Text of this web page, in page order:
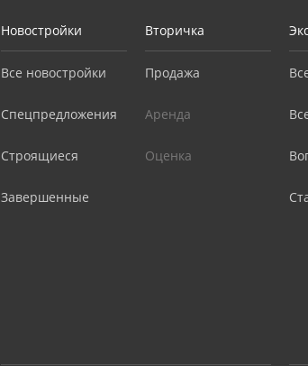
Новостройки
Все новостройки
Спецпредложения
Строящиеся
Завершенные
Вторичка
Продажа
Аренда
Оценка